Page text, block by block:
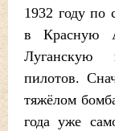
1932 году по
в Красную
Луганскую
пилотов.
тяжёлом
года уже